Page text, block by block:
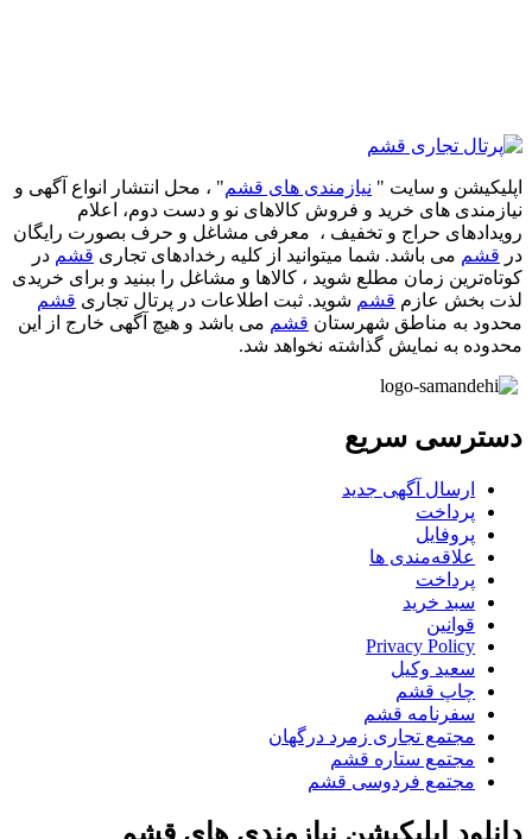
اپلیکیشن و سایت " نیازمندی های قشم" ، محل انتشار انواع آگهی و
نیازمندی های خرید و فروش کالاهای نو و دست‌ دوم، اعلام
رویدادهای حراج و تخفیف ، معرفی مشاغل و حرف بصورت رایگان
در قشم می باشد. شما میتوانید از کلیه رخدادهای تجاری قشم در
کوتاه‌ترین زمان مطلع شوید ، کالاها و مشاغل را ببنید و برای خریدی
لذت بخش عازم قشم شوید. ثبت اطلاعات در پرتال تجاری قشم
محدود به مناطق شهرستان قشم می باشد و هیچ آگهی خارج از این
محدوده به نمایش گذاشته نخواهد شد.
دسترسی سریع
ارسال آگهی جدید
پرداخت
پروفایل
علاقه‌مندی ها
پرداخت
سبد خرید
قوانین
Privacy Policy
سعید وکیل
چاپ قشم
سفرنامه قشم
مجتمع تجاری زمرد درگهان
مجتمع ستاره قشم
مجتمع فردوسی قشم
دانلود اپلیکیشن نیازمندی های قشم